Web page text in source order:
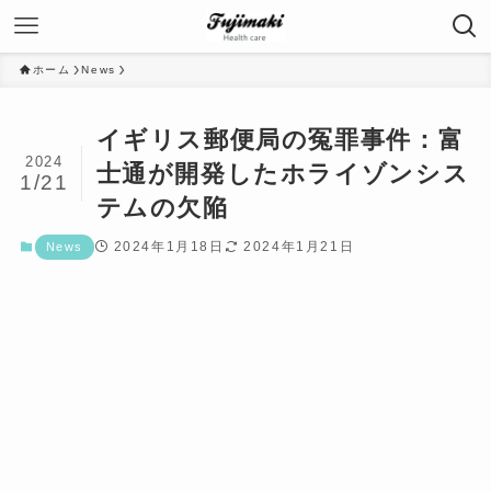
ホーム News
イギリス郵便局の冤罪事件：富
士通が開発したホライゾンシス
テムの欠陥
2024
1/21
News 2024年1月18日 2024年1月21日